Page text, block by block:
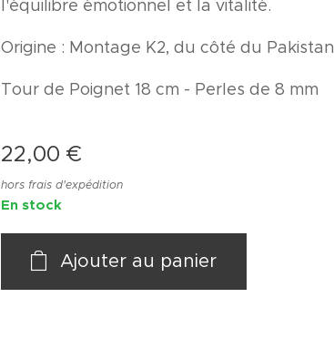
l'équilibre émotionnel et la vitalité.
Origine : Montage K2, du côté du Pakistan
Tour de Poignet 18 cm - Perles de 8 mm
22,00 €
hors frais d'expédition
En stock
Ajouter au panier